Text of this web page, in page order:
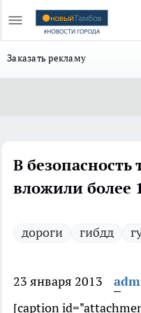
Заказать рекламу
В безопасность
вложили более
дороги гибдд
23 января 2013
[caption